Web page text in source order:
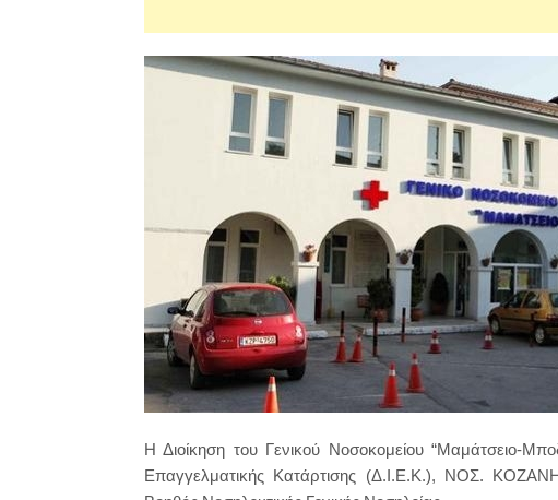
Η Διοίκηση του Γενικού Νοσοκομείου “Μαμάτσειο-
Επαγγελματικής Κατάρτισης (Δ.Ι.Ε.Κ.), ΝΟΣ.